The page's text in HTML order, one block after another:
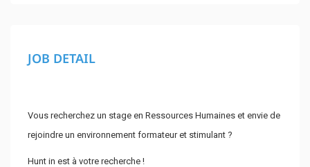
JOB DETAIL
Vous recherchez un stage en Ressources Humaines et envie de
rejoindre un environnement formateur et stimulant ?
Hunt in est à votre recherche !